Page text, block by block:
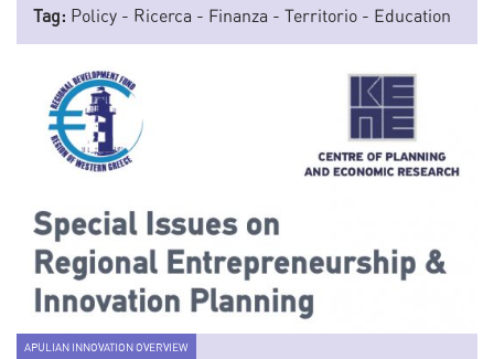
Tag: Policy - Ricerca - Finanza - Territorio - Education
APULIAN INNOVATION OVERVIEW